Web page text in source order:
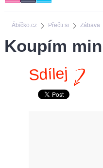
Ábíčko.cz Přečti si Zábava
Koupím
Sdílej